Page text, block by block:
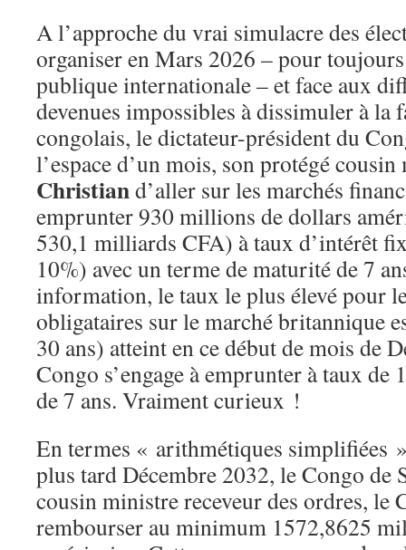
A l’approche du vrai simulacre des
organiser en Mars 2026 – pour
publique internationale – et face aux
devenues impossibles à dissimuler à la
congolais, le dictateur-président du
l’espace d’un mois, son protégé
Christiand’aller sur les marchés
emprunter 930 millions de dollars
530,1 milliards CFA) à taux d’intérêt
10%) avec un terme de maturité de 7
information, le taux le plus élevé pour
obligataires sur le marché britannique
30 ans) atteint en ce début de mois de
Congo s’engage à emprunter à taux
de 7 ans. Vraiment curieux !
En termes « arithmétiques simplifiées
plus tard Décembre 2032, le Congo de
cousin ministre receveur des ordres, le
rembourser au minimum 1572,8625